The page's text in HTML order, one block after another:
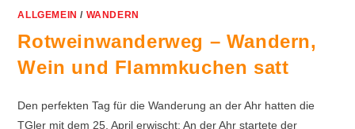
ALLGEMEIN / WANDERN
Rotweinwanderweg – Wandern,
Wein und Flammkuchen satt
Den perfekten Tag für die Wanderung an der Ahr hatten die
TGler mit dem 25. April erwischt: An der Ahr startete der